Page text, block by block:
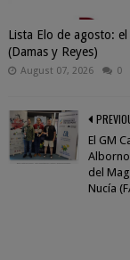
Lista Elo de agosto:
(Damas y Reyes)
August 07, 2026 0
El GM
del
Nucía